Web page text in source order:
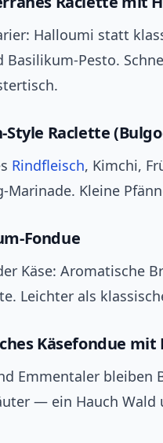
Halloumi statt
Basilikum‑Pesto.
Raclette
Rindfleisch, Kimchi,
Kleine
Käse: Aromatische
Leichter als
Käsefondue mit
Emmentaler bleiben
— ein Hauch Wald